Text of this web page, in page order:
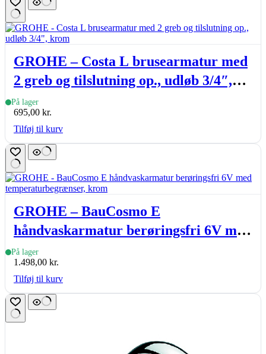
GROHE – Costa L brusearmatur med
2 greb og tilslutning op., udløb 3/4″,
krom
På lager
695,00 kr.
Tilføj til kurv
GROHE – BauCosmo E
håndvaskarmatur berøringsfri 6V med
temperaturbegrænser, krom
På lager
1.498,00 kr.
Tilføj til kurv